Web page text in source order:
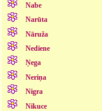
Nabe
Narūta
Nāruža
Nediene
Ņega
Neriņa
Nigra
Nikuce